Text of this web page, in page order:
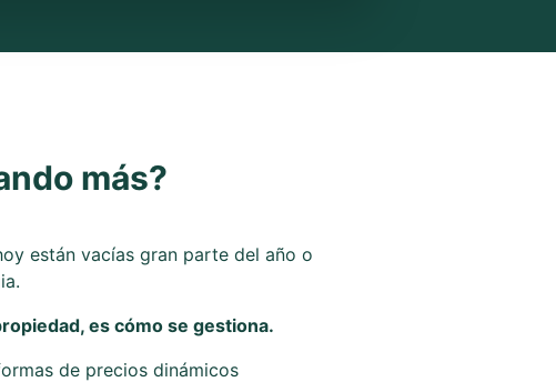
más?
están vacías gran parte del año o
es cómo se gestiona.
de precios dinámicos